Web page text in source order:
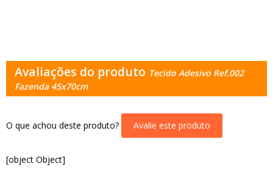
Avaliações do produto Tecido Adesivo Ref.002
Fazenda 45x70cm
O que achou deste produto? Avalie este produto
[object Object]